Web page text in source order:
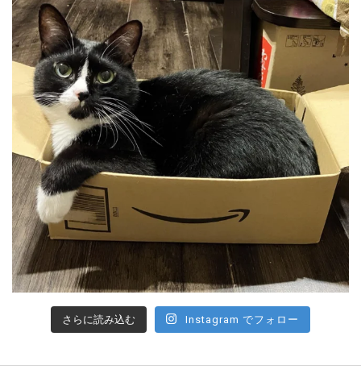
さらに読み込む Instagram でフォロー